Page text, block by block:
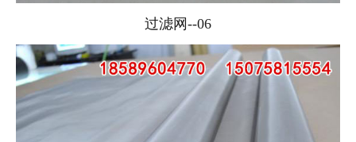
过滤网--06